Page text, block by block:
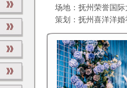
场地：抚州荣誉国际
策划：抚州喜洋洋